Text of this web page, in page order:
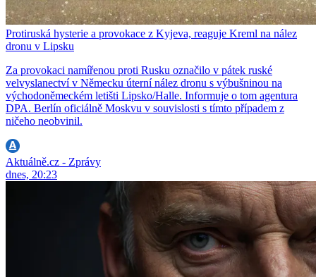
Protiruská hysterie a provokace z Kyjeva, reaguje Kreml na nález
dronu v Lipsku
Za provokaci namířenou proti Rusku označilo v pátek ruské
velvyslanectví v Německu úterní nález dronu s výbušninou na
východoněmeckém letišti Lipsko/Halle. Informuje o tom agentura
DPA. Berlín oficiálně Moskvu v souvislosti s tímto případem z
ničeho neobvinil.
Aktuálně.cz - Zprávy
dnes, 20:23